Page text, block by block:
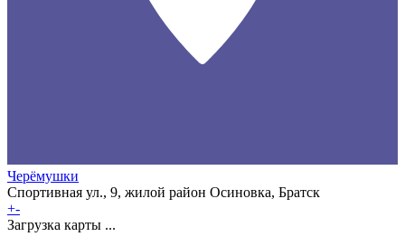
Черёмушки
Спортивная ул., 9, жилой район Осиновка, Братск
+-
Загрузка карты ...